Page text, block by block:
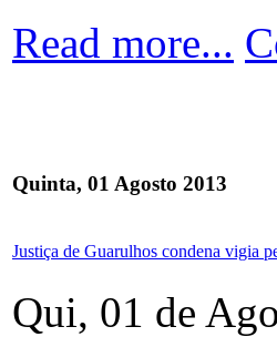
Read more...
Quinta, 01 Agosto 2013
Justiça de Guarulhos condena vigia
Qui, 01 de